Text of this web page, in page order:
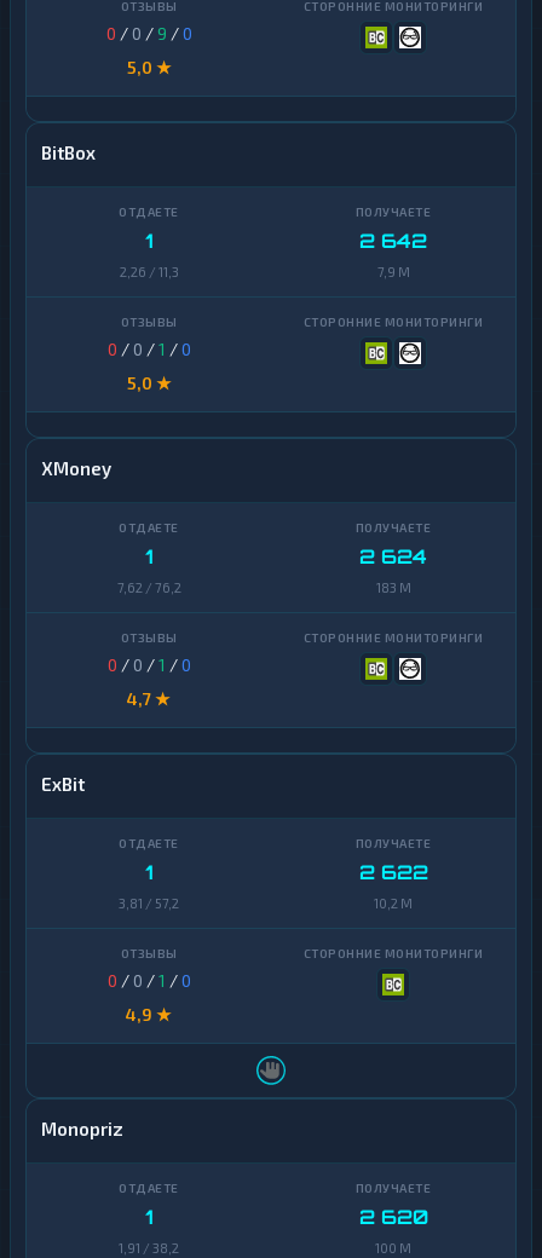
0 / 0 / 9 /0
5,0 ★
BitBox
1
2,26 / 11,3
2 642
7,9 M
0 / 0 /1 /0
5,0 ★
XMoney
1
7,62 / 76,2
2 624
183 M
0 / 0 /1 /0
4,7 ★
ExBit
1
3,81 / 57,2
2 622
10,2 M
0 / 0 /1 /0
4,9 ★
Monopriz
1
1,91 / 38,2
2 620
100 M